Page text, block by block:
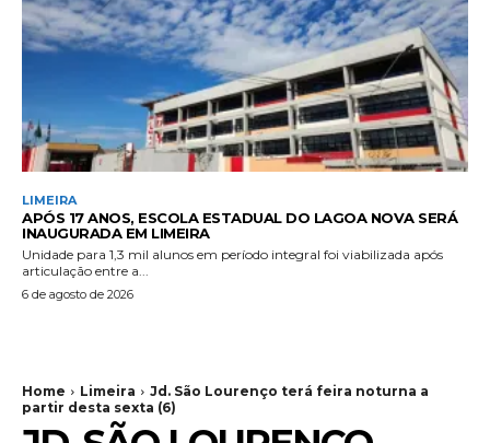
LIMEIRA
APÓS 17 ANOS, ESCOLA ESTADUAL DO LAGOA NOVA SERÁ
INAUGURADA EM LIMEIRA
Unidade para 1,3 mil alunos em período integral foi viabilizada após
articulação entre a...
6 de agosto de 2026